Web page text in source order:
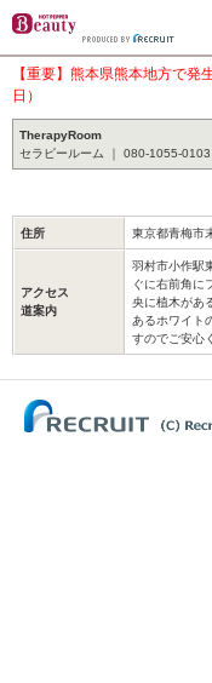
【重要】熊本県熊本地方で
日）
TherapyRoom
セラピールーム ｜ 080-1055-0103
住所 東京都青梅市
アクセス
道案内
羽村市小作駅
ぐに右前角に
央に植木があ
あるホワイト
すのでご安心